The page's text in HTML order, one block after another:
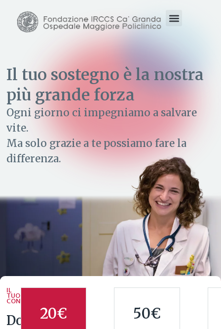
Il tuo sostegno è la nostra
più grande forza
Ogni giorno ci impegniamo a salvare
vite.
Ma solo grazie a te possiamo fare la
differenza.
IL
TUO
CONTRIBUTO
Dona 20€ 50€